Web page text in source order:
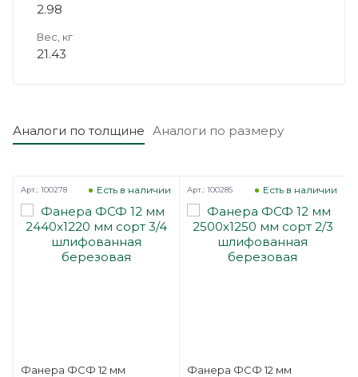
2.98
Вес, кг
21.43
Аналоги по толщине Аналоги по размеру
Фанера ФСФ 12 мм
Есть в наличии
Арт.: 100278
Фанера ФСФ 12 мм
Есть в наличии
Арт.: 100285